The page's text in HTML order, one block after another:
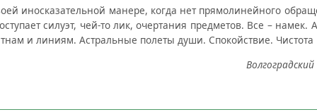
иносказательной манере, когда нет прямолинейного
силуэт, чей-то лик, очертания предметов. Все – намек.
и линиям. Астральные полеты души. Спокойствие. Чистота